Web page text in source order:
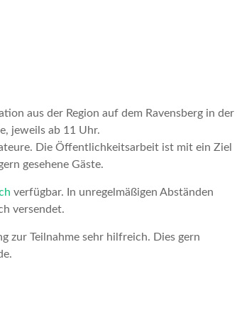
aus der Region auf dem Ravensberg in der
jeweils ab 11 Uhr.
Die Öffentlichkeitsarbeit ist mit ein Ziel
gesehene Gäste.
verfügbar. In unregelmäßigen Abständen
versendet.
zur Teilnahme sehr hilfreich. Dies gern